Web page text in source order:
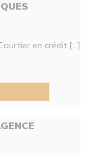
en crédit [...]